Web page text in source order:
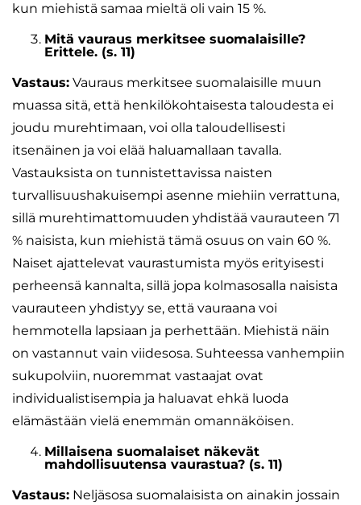
kun miehistä samaa mieltä oli vain 15 %.
Mitä vauraus merkitsee suomalaisille?
Erittele. (s. 11)
Vastaus: Vauraus merkitsee suomalaisille muun
muassa sitä, että henkilökohtaisesta taloudesta ei
joudu murehtimaan, voi olla taloudellisesti
itsenäinen ja voi elää haluamallaan tavalla.
Vastauksista on tunnistettavissa naisten
turvallisuushakuisempi asenne miehiin verrattuna,
sillä murehtimattomuuden yhdistää vaurauteen 71
% naisista, kun miehistä tämä osuus on vain 60 %.
Naiset ajattelevat vaurastumista myös erityisesti
perheensä kannalta, sillä jopa kolmasosalla naisista
vaurauteen yhdistyy se, että vauraana voi
hemmotella lapsiaan ja perhettään. Miehistä näin
on vastannut vain viidesosa. Suhteessa vanhempiin
sukupolviin, nuoremmat vastaajat ovat
individualistisempia ja haluavat ehkä luoda
elämästään vielä enemmän omannäköisen.
Millaisena suomalaiset näkevät
mahdollisuutensa vaurastua? (s. 11)
Vastaus: Neljäsosa suomalaisista on ainakin jossain